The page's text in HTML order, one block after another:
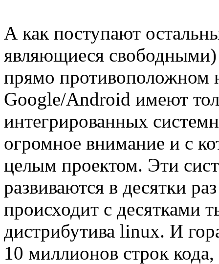
А как поступают
являющиеся
прямо противоположном
Google/Android имеют
интегрированных
огромное внимание и с
целым проектом. Эти
развиваются в десятки
происходит с десятками
дистрибутива linux. И
10 миллионов строк